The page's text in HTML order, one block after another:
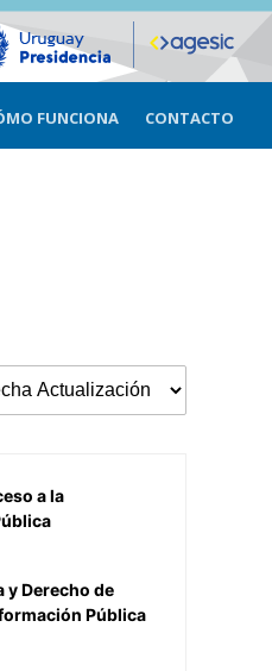
FUNCIONA CONTACTO
a la
y Derecho de
Pública